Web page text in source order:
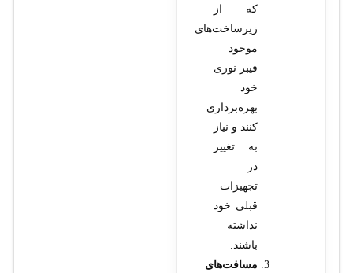
که از
زیرساخت‌های
موجود
فیبر نوری
خود
بهره‌برداری
کنند و نیاز
به تغییر
در
تجهیزات
قبلی خود
نداشته
باشند.
مسافت‌های